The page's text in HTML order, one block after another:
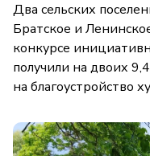
Два сельских
Братское и
конкурсе
получили на двоих
на благоустройство